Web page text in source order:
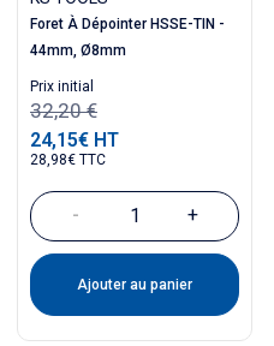
Foret À Dépointer HSSE-TIN -
44mm, Ø8mm
Prix
24,15€ HT
28,98€ TTC
Prix ​​initial
32,20 €
- +
Ajouter au panier